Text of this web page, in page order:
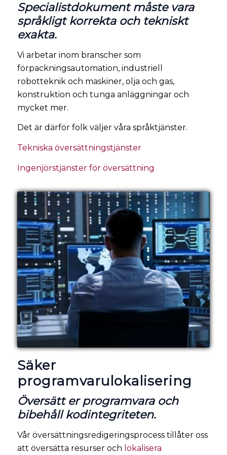
Specialistdokument måste vara
språkligt korrekta och tekniskt
exakta.
Vi arbetar inom branscher som
förpackningsautomation, industriell
robotteknik och maskiner, olja och gas,
konstruktion och tunga anläggningar och
mycket mer.
Det är därför folk väljer våra språktjänster.
Tekniska översättningstjänster
Ingenjörstjänster för översättning
Säker
programvarulokalisering
Översätt er programvara och
bibehåll kodintegriteten.
Vår översättningsredigeringsprocess tillåter oss
att översätta resurser och lokalisera